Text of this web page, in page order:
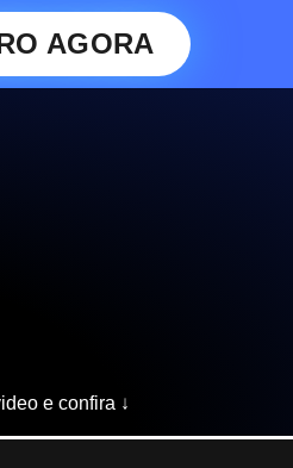
AGORA
e confira ↓